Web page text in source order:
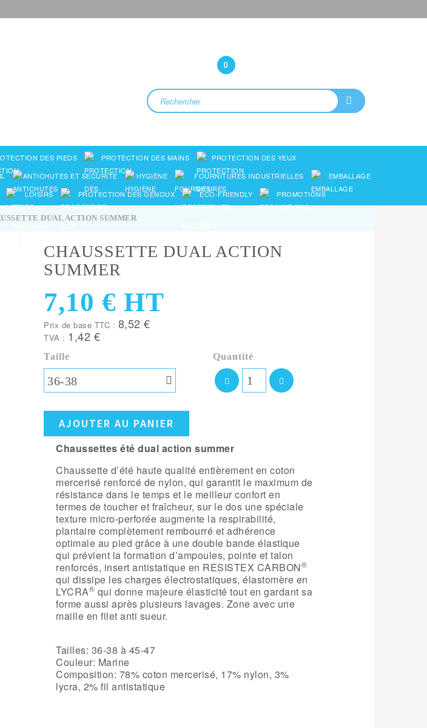
0
DES PIEDS PROTECTION DES MAINS
PROTECTION DES YEUX
ANTICHUTES ET SECURITE HYGIÈNE FOURNITURES INDUSTRIELLES
EMBALLAGE
LOISIRS PROTECTION DES GENOUX ECO-FRIENDLY PROMOTIONS
DUAL ACTION SUMMER
CHAUSSETTE DUAL ACTION
SUMMER
7,10 € HT
Prix de base TTC : 8,52 €
TVA : 1,42 €
Quantité
Taille
36-38
AJOUTER AU PANIER
Chaussettes été dual action summer
Chaussette d’été haute qualité entièrement en coton
mercerisé renforcé de nylon, qui garantit le maximum de
résistance dans le temps et le meilleur confort en
termes de toucher et fraîcheur, sur le dos une spéciale
texture micro-perforée augmente la respirabilité,
plantaire complètement rembourré et adhérence
optimale au pied grâce à une double bande élastique
qui prévient la formation d’ampoules, pointe et talon
renforcés, insert antistatique en RESISTEX CARBON®
qui dissipe les charges électrostatiques, élastomère en
LYCRA® qui donne majeure élasticité tout en gardant sa
forme aussi après plusieurs lavages. Zone avec une
maille en filet anti sueur.
Tailles: 36-38 à 45-47
Couleur: Marine
Composition: 78% coton mercerisé, 17% nylon, 3%
lycra, 2% fil antistatique